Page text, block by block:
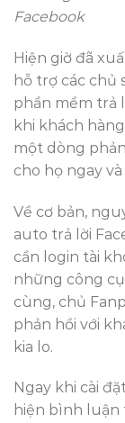
Facebook
Hiện giờ đã
hỗ trợ các chủ
phần mềm trả
khi khách
một dòng
cho họ ngay
Về cơ bản,
auto trả lời
cần login tài
những công
cùng, chủ
phản hồi với
kia lo.
Ngay khi cài
hiện bình luận